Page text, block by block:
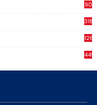
90
318
1266
449